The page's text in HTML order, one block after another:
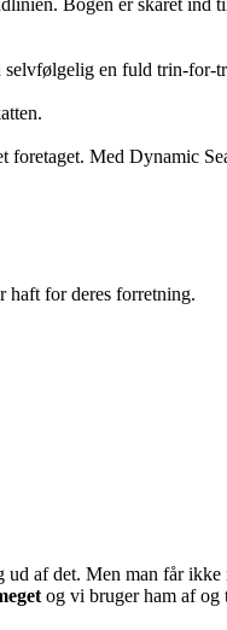
Bogen er skåret ind
en fuld trin-
Med Dynamic
haft for deres forretning.
af det. Men man får
og vi bruger ham af og